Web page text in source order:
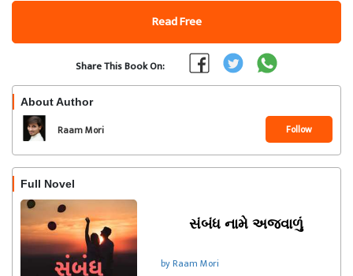
Read Free
Share This Book On:
About Author
Raam Mori Follow
Full Novel
સંબંધ નામે અજવાળું
by Raam Mori